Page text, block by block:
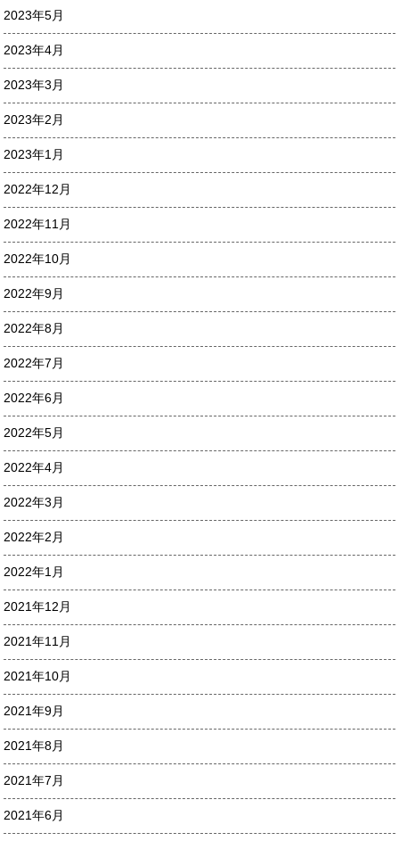
2023年5月
2023年4月
2023年3月
2023年2月
2023年1月
2022年12月
2022年11月
2022年10月
2022年9月
2022年8月
2022年7月
2022年6月
2022年5月
2022年4月
2022年3月
2022年2月
2022年1月
2021年12月
2021年11月
2021年10月
2021年9月
2021年8月
2021年7月
2021年6月